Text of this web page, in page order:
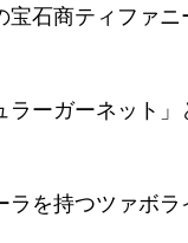
宝石商ティファニ
ーガーネット
ラを持つツァボ